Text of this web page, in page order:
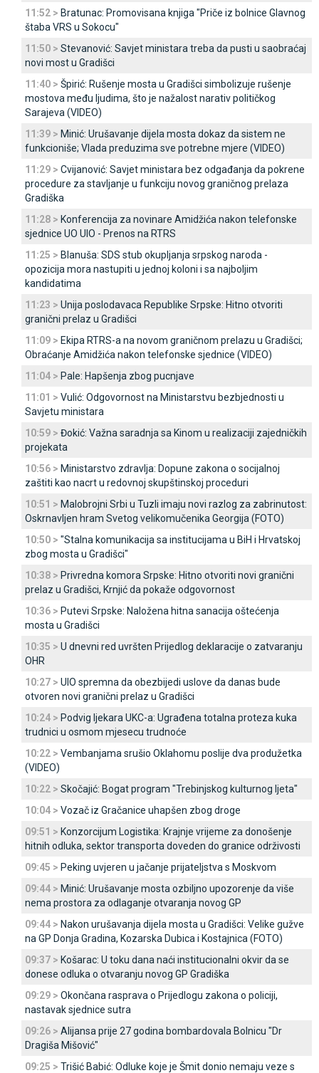
11:52 > Bratunac: Promovisana knjiga "Priče iz bolnice Glavnog
štaba VRS u Sokocu"
11:50 > Stevanović: Savjet ministara treba da pusti u saobraćaj
novi most u Gradišci
11:40 > Špirić: Rušenje mosta u Gradišci simbolizuje rušenje
mostova među ljudima, što je nažalost narativ političkog
Sarajeva (VIDEO)
11:39 > Minić: Urušavanje dijela mosta dokaz da sistem ne
funkcioniše; Vlada preduzima sve potrebne mjere (VIDEO)
11:29 > Cvijanović: Savjet ministara bez odgađanja da pokrene
procedure za stavljanje u funkciju novog graničnog prelaza
Gradiška
11:28 > Konferencija za novinare Amidžića nakon telefonske
sjednice UO UIO - Prenos na RTRS
11:25 > Blanuša: SDS stub okupljanja srpskog naroda -
opozicija mora nastupiti u jednoj koloni i sa najboljim
kandidatima
11:23 > Unija poslodavaca Republike Srpske: Hitno otvoriti
granični prelaz u Gradišci
11:09 > Ekipa RTRS-a na novom graničnom prelazu u Gradišci;
Obraćanje Amidžića nakon telefonske sjednice (VIDEO)
11:04 > Pale: Hapšenja zbog pucnjave
11:01 > Vulić: Odgovornost na Ministarstvu bezbjednosti u
Savjetu ministara
10:59 > Đokić: Važna saradnja sa Kinom u realizaciji zajedničkih
projekata
10:56 > Ministarstvo zdravlja: Dopune zakona o socijalnoj
zaštiti kao nacrt u redovnoj skupštinskoj proceduri
10:51 > Malobrojni Srbi u Tuzli imaju novi razlog za zabrinutost:
Oskrnavljen hram Svetog velikomučenika Georgija (FOTO)
10:50 > "Stalna komunikacija sa institucijama u BiH i Hrvatskoj
zbog mosta u Gradišci"
10:38 > Privredna komora Srpske: Hitno otvoriti novi granični
prelaz u Gradišci, Krnjić da pokaže odgovornost
10:36 > Putevi Srpske: Naložena hitna sanacija oštećenja
mosta u Gradišci
10:35 > U dnevni red uvršten Prijedlog deklaracije o zatvaranju
OHR
10:27 > UIO spremna da obezbijedi uslove da danas bude
otvoren novi granični prelaz u Gradišci
10:24 > Podvig ljekara UKC-a: Ugrađena totalna proteza kuka
trudnici u osmom mjesecu trudnoće
10:22 > Vembanjama srušio Oklahomu poslije dva produžetka
(VIDEO)
10:22 > Skočajić: Bogat program "Trebinjskog kulturnog ljeta"
10:04 > Vozač iz Gračanice uhapšen zbog droge
09:51 > Konzorcijum Logistika: Krajnje vrijeme za donošenje
hitnih odluka, sektor transporta doveden do granice održivosti
09:45 > Peking uvjeren u jačanje prijateljstva s Moskvom
09:44 > Minić: Urušavanje mosta ozbiljno upozorenje da više
nema prostora za odlaganje otvaranja novog GP
09:44 > Nakon urušavanja dijela mosta u Gradišci: Velike gužve
na GP Donja Gradina, Kozarska Dubica i Kostajnica (FOTO)
09:37 > Košarac: U toku dana naći institucionalni okvir da se
donese odluka o otvaranju novog GP Gradiška
09:29 > Okončana rasprava o Prijedlogu zakona o policiji,
nastavak sjednice sutra
09:26 > Alijansa prije 27 godina bombardovala Bolnicu "Dr
Dragiša Mišović"
09:25 > Trišić Babić: Odluke koje je Šmit donio nemaju veze s